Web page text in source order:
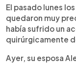
El pasado lunes
quedaron muy
había sufrido un
quirúrgicamente
Ayer, su esposa